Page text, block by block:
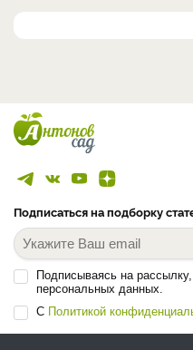
Подписаться на подборку
Подписываясь на
персональных данных.
С Политикой